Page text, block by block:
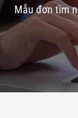
Mẫu đơn tìm